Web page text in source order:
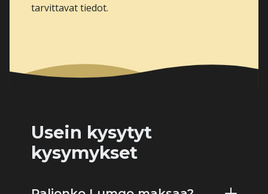
tarvittavat tiedot.
Usein kysytyt
kysymykset